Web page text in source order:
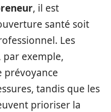
, il est
santé soit
Les
par exemple,
prévoyance
tandis que les
prioriser la